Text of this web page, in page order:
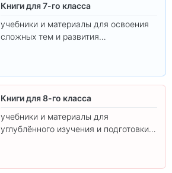
Книги для 7-го класса
учебники и материалы для освоения
сложных тем и развития
Книги для 8-го класса
учебники и материалы для
углублённого изучения и подготовки к